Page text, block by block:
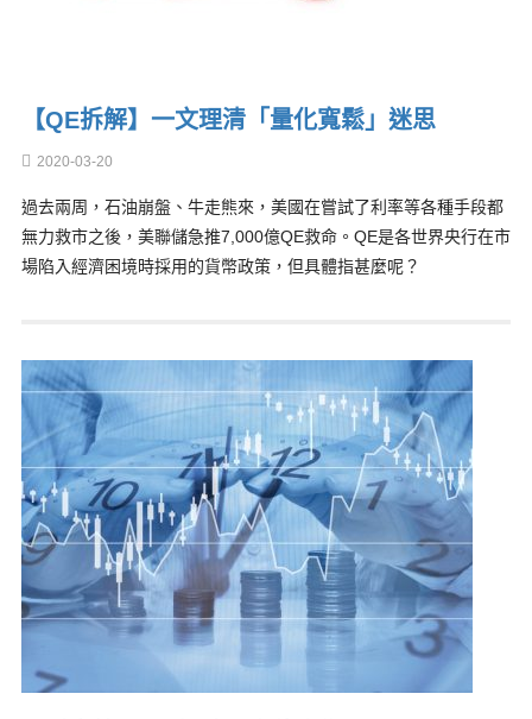
【QE拆解】一文理清「量化寬鬆」迷思
2020-03-20
過去兩周，石油崩盤、牛走熊來，美國在嘗試了利率等各種手段都
無力救市之後，美聯儲急推7,000億QE救命。QE是各世界央行在市
場陷入經濟困境時採用的貨幣政策，但具體指甚麼呢？